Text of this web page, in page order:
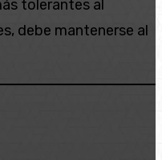
tolerantes al
debe mantenerse al